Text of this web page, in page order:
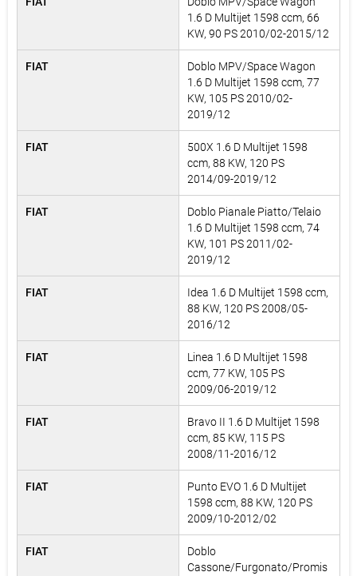
1.6 D Multijet 1598 ccm, 66
KW, 90 PS 2010/02-2015/12
FIAT
Doblo MPV/Space Wagon
1.6 D Multijet 1598 ccm, 77
KW, 105 PS 2010/02-
2019/12
FIAT
500X 1.6 D Multijet 1598
ccm, 88 KW, 120 PS
2014/09-2019/12
FIAT
Doblo Pianale Piatto/Telaio
1.6 D Multijet 1598 ccm, 74
KW, 101 PS 2011/02-
2019/12
FIAT
Idea 1.6 D Multijet 1598 ccm,
88 KW, 120 PS 2008/05-
2016/12
FIAT
Linea 1.6 D Multijet 1598
ccm, 77 KW, 105 PS
2009/06-2019/12
FIAT
Bravo II 1.6 D Multijet 1598
ccm, 85 KW, 115 PS
2008/11-2016/12
FIAT
Punto EVO 1.6 D Multijet
1598 ccm, 88 KW, 120 PS
2009/10-2012/02
FIAT
Doblo
Cassone/Furgonato/Promis